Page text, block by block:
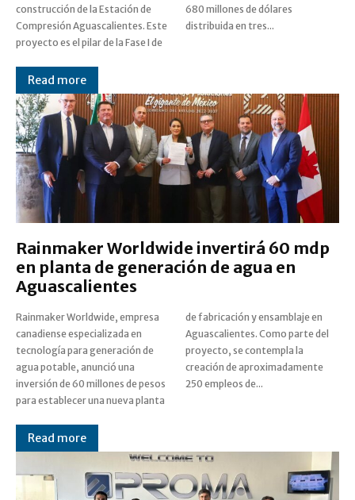
construcción de la Estación de
Compresión Aguascalientes. Este
proyecto es el pilar de la Fase I de
680 millones de dólares
distribuida en tres...
Read more
Rainmaker Worldwide invertirá 60 mdp
en planta de generación de agua en
Aguascalientes
Rainmaker Worldwide, empresa
canadiense especializada en
tecnología para generación de
agua potable, anunció una
inversión de 60 millones de pesos
para establecer una nueva planta
de fabricación y ensamblaje en
Aguascalientes. Como parte del
proyecto, se contempla la
creación de aproximadamente
250 empleos de...
Read more